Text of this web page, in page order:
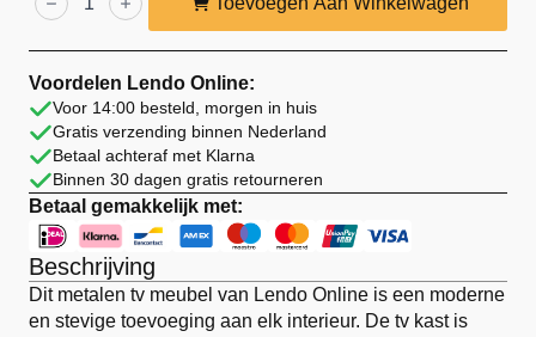
TV
100x40x65
cm
Wit
aantal
Voordelen Lendo Online:
Voor 14:00 besteld, morgen in huis
Gratis verzending binnen Nederland
Betaal achteraf met Klarna
Binnen 30 dagen gratis retourneren
Betaal gemakkelijk met:
Beschrijving
Dit metalen tv meubel van Lendo Online is een moderne
en stevige toevoeging aan elk interieur. De tv kast is